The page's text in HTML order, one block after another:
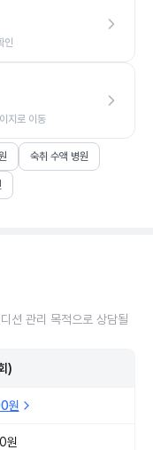
인
지로 이동
숙취 수액 병원
션 관리 목적으로 상담될
)
원
원